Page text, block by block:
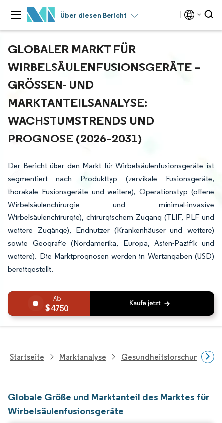
Über diesen Bericht
GLOBALER MARKT FÜR
WIRBELSÄULENFUSIONSGERÄTE –
GRÖSSEN- UND M
ARKTANTEILSANALYSE: W
ACHSTUMSTRENDS UND P
ROGNOSE (2026–2031)
Der Bericht über den Markt für Wirbelsäulenfusionsgeräte ist
segmentiert nach Produkttyp (zervikale Fusionsgeräte,
thorakale Fusionsgeräte und weitere), Operationstyp (offene
Wirbelsäulenchirurgie und minimal-invasive
Wirbelsäulenchirurgie), chirurgischem Zugang (TLIF, PLF und
weitere Zugänge), Endnutzer (Krankenhäuser und weitere)
sowie Geografie (Nordamerika, Europa, Asien-Pazifik und
weitere). Die Marktprognosen werden in Wertangaben (USD)
bereitgestellt.
4750
Startseite Marktanalyse Gesundheitsforschung
Globale Größe und Marktanteil des Marktes für
Wirbelsäulenfusionsgeräte